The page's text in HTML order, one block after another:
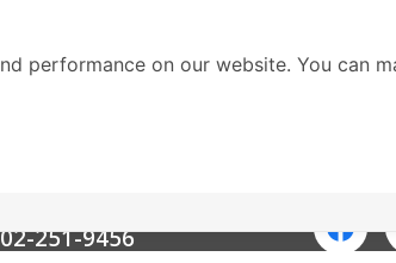
02-251-9456
performance on our website. You can